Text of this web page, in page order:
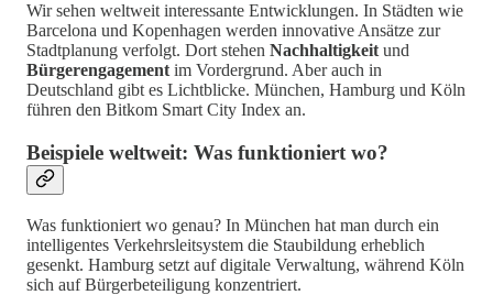
Wir sehen weltweit interessante Entwicklungen. In Städten wie
Barcelona und Kopenhagen werden innovative Ansätze zur
Stadtplanung verfolgt. Dort stehen Nachhaltigkeit und
Bürgerengagement im Vordergrund. Aber auch in
Deutschland gibt es Lichtblicke. München, Hamburg und Köln
führen den Bitkom Smart City Index an.
Beispiele weltweit: Was funktioniert wo?
Was funktioniert wo genau? In München hat man durch ein
intelligentes Verkehrsleitsystem die Staubildung erheblich
gesenkt. Hamburg setzt auf digitale Verwaltung, während Köln
sich auf Bürgerbeteiligung konzentriert.